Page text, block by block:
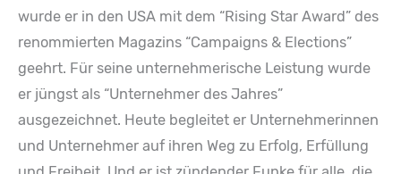
wurde er in den USA mit dem “Rising Star Award” des
renommierten Magazins “Campaigns & Elections”
geehrt. Für seine unternehmerische Leistung wurde
er jüngst als “Unternehmer des Jahres”
ausgezeichnet. Heute begleitet er Unternehmerinnen
und Unternehmer auf ihren Weg zu Erfolg, Erfüllung